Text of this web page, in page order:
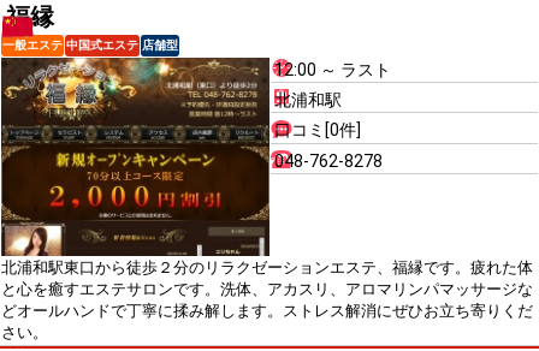
福縁
一般エステ 中国式エステ 店舗型
12:00 ～ ラスト
北浦和駅
口コミ[0件]
048-762-8278
北浦和駅東口から徒歩２分のリラクゼーションエステ、福縁です。疲れた体
と心を癒すエステサロンです。洗体、アカスリ、アロマリンパマッサージな
どオールハンドで丁寧に揉み解します。ストレス解消にぜひお立ち寄りくだ
さい。